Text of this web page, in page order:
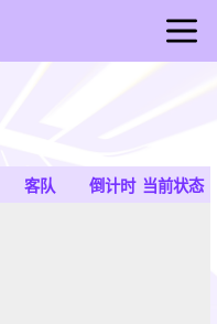
客队 倒计时 当前状态